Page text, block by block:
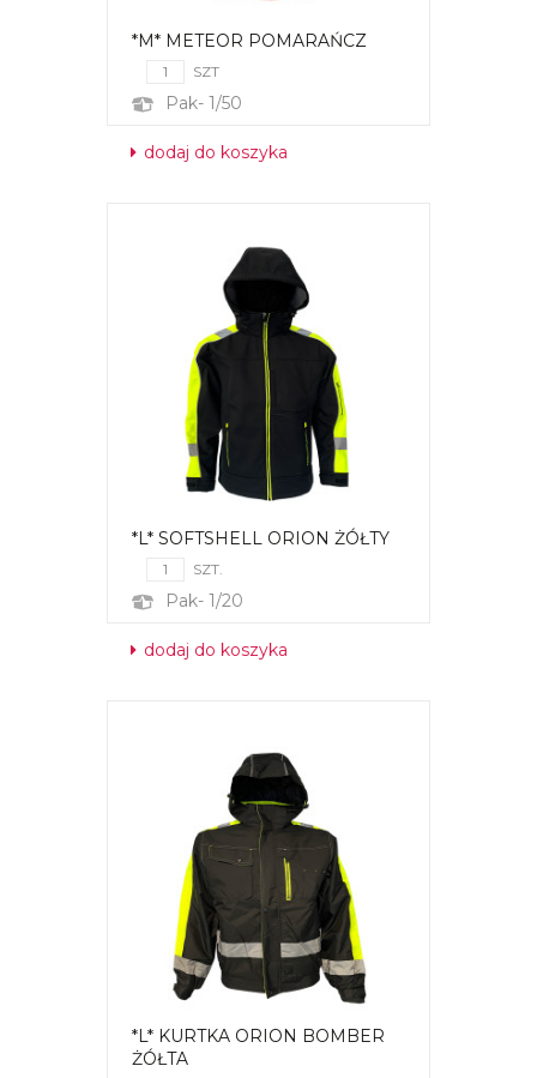
*M* METEOR POMARAŃCZ
SZT
Pak- 1/50
dodaj do koszyka
*L* SOFTSHELL ORION ŻÓŁTY
SZT.
Pak- 1/20
dodaj do koszyka
*L* KURTKA ORION BOMBER
ŻÓŁTA